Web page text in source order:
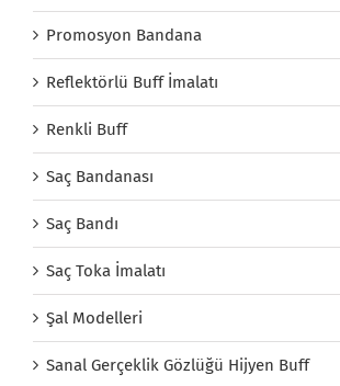
Promosyon Bandana
Reflektörlü Buff İmalatı
Renkli Buff
Saç Bandanası
Saç Bandı
Saç Toka İmalatı
Şal Modelleri
Sanal Gerçeklik Gözlüğü Hijyen Buff